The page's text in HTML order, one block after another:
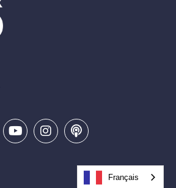
Français